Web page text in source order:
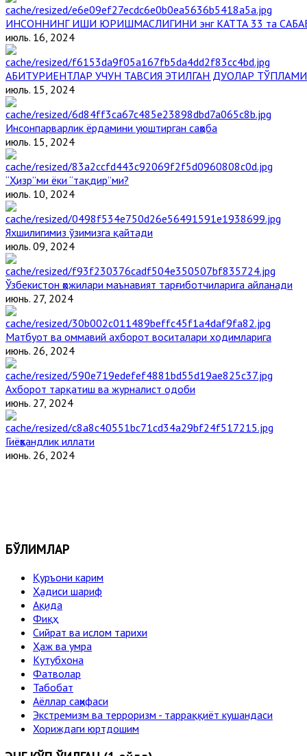
ИНСОННИНГ ИШИ ЮРИШМАСЛИГИНИ энг КАТТА 33 та
июль. 16, 2024
АБИТУРИЕНТЛАР УЧУН ТАВСИЯ ЭТИЛГАН ДУОЛАР ТЎПЛАМИ
июль. 15, 2024
Инсонпарварлик ёрдамини уюштирган саҳоба
июль. 15, 2024
“Ҳизр”ми ёки “тақдир”ми?
июль. 10, 2024
Яхшилигимиз ўзимизга қайтади
июль. 09, 2024
Ўзбекистон ҳожилари маънавият тарғиботчиларига айланади
июнь. 27, 2024
Матбуот ва оммавий ахборот воситалари ходимларига
июнь. 26, 2024
Ахборот тарқатиш ва журналист одоби
июнь. 27, 2024
Гиёҳвандлик иллати
июнь. 26, 2024
БЎЛИМЛАР
Қуръони карим
Ҳадиси шариф
Ақида
Фиқҳ
Сийрат ва ислом тарихи
Ҳаж ва умра
Кутубхона
Фатволар
Табобат
Аёллар саҳифаси
Экстремизм ва терроризм - тарраққиёт кушандаси
Хориждаги юртдошим